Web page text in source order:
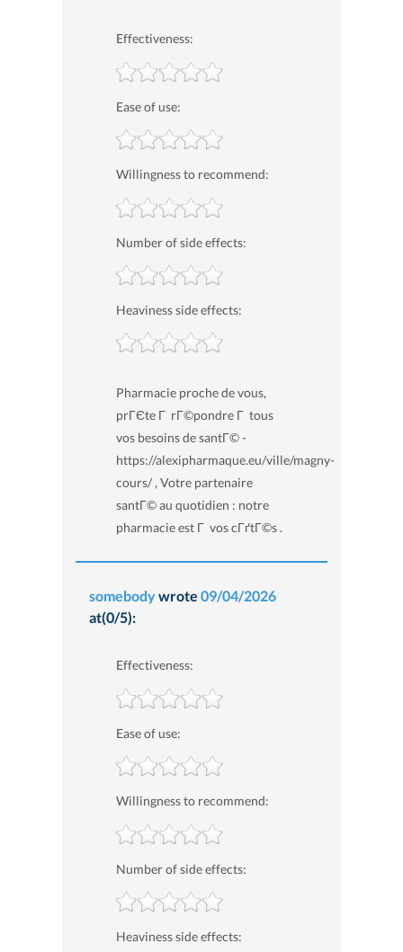
Effectiveness:
Ease of use:
Willingness to recommend:
Number of side effects:
Heaviness side effects:
Pharmacie proche de vous,
prГЄte Г rГ©pondre Г tous
vos besoins de santГ© -
https://alexipharmaque.eu/ville/magny-
cours/ , Votre partenaire
santГ© au quotidien : notre
pharmacie est Г vos cГґtГ©s .
somebodywrote 09/04/2026
at(0/5):
Effectiveness:
Ease of use:
Willingness to recommend:
Number of side effects:
Heaviness side effects: